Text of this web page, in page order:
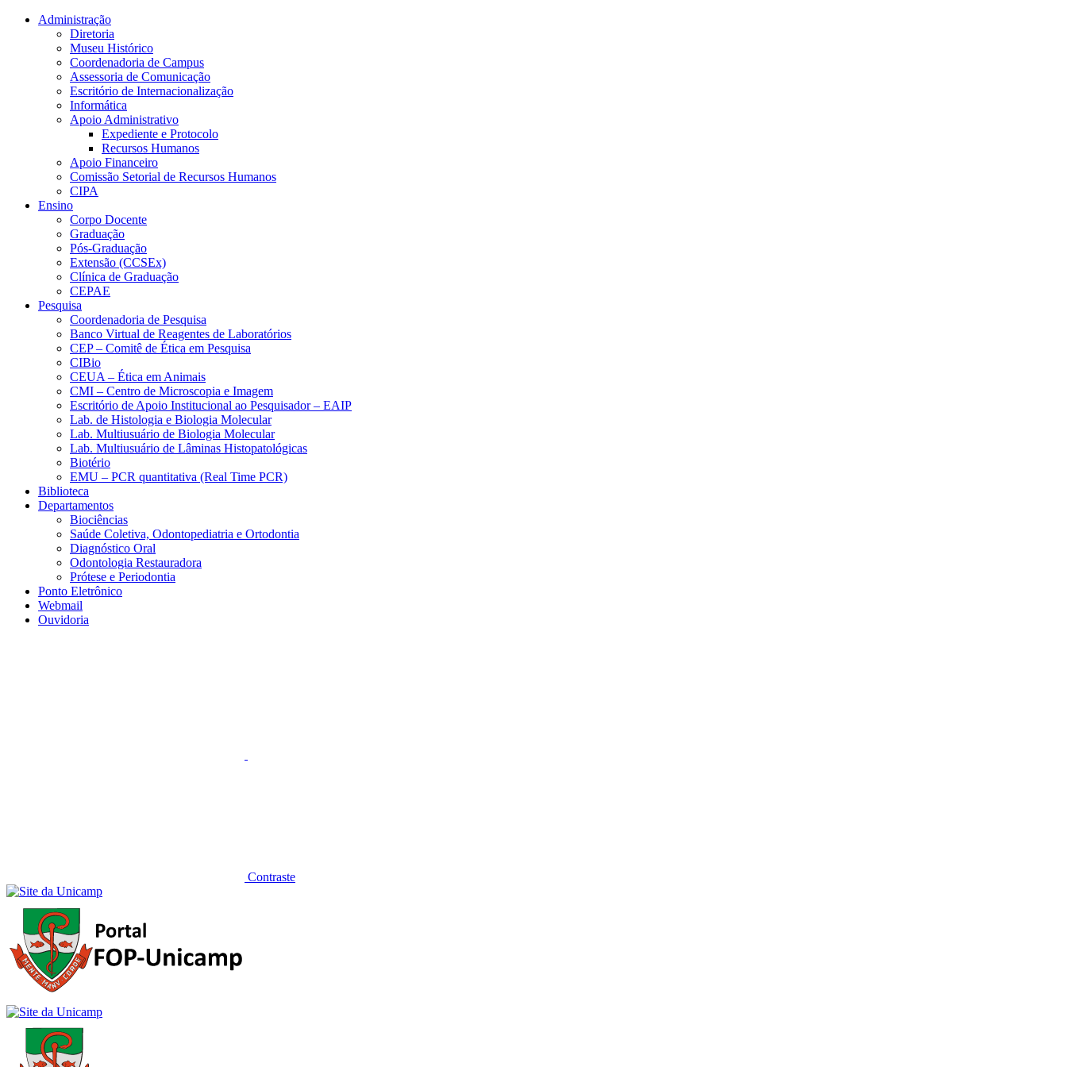
Conteúdo principal Menu principal
Administração
Diretoria
Museu Histórico
Coordenadoria de Campus
Assessoria de Comunicação
Escritório de Internacionalização
Informática
Apoio Administrativo
Expediente e Protocolo
Recursos Humanos
Apoio Financeiro
Comissão Setorial de Recursos Humanos
CIPA
Ensino
Corpo Docente
Graduação
Pós-Graduação
Extensão (CCSEx)
Clínica de Graduação
CEPAE
Pesquisa
Coordenadoria de Pesquisa
Banco Virtual de Reagentes de Laboratórios
CEP – Comitê de Ética em Pesquisa
CIBio
CEUA – Ética em Animais
CMI – Centro de Microscopia e Imagem
Escritório de Apoio Institucional ao Pesquisador – EAIP
Lab. de Histologia e Biologia Molecular
Lab. Multiusuário de Biologia Molecular
Lab. Multiusuário de Lâminas Histopatológicas
Biotério
EMU – PCR quantitativa (Real Time PCR)
Biblioteca
Departamentos
Biociências
Saúde Coletiva, Odontopediatria e Ortodontia
Diagnóstico Oral
Odontologia Restauradora
Prótese e Periodontia
Ponto Eletrônico
Webmail
Ouvidoria
Contraste